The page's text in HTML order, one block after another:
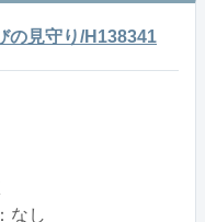
の見守り/H138341
なし